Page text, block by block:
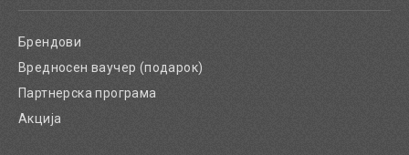
Брендови
Вредносен ваучер (подарок)
Партнерска програма
Акција